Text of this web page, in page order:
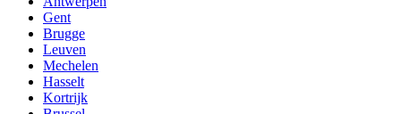
Gent
Brugge
Leuven
Mechelen
Hasselt
Kortrijk